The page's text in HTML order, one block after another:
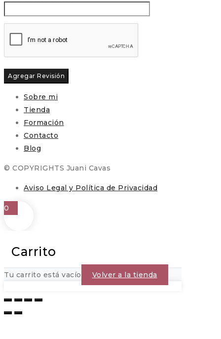
Sobre mi
Tienda
Formación
Contacto
Blog
© COPYRIGHTS Juani Cavas
Aviso Legal y Política de Privacidad
0
Carrito
Tu carrito está vacío Volver a la tienda